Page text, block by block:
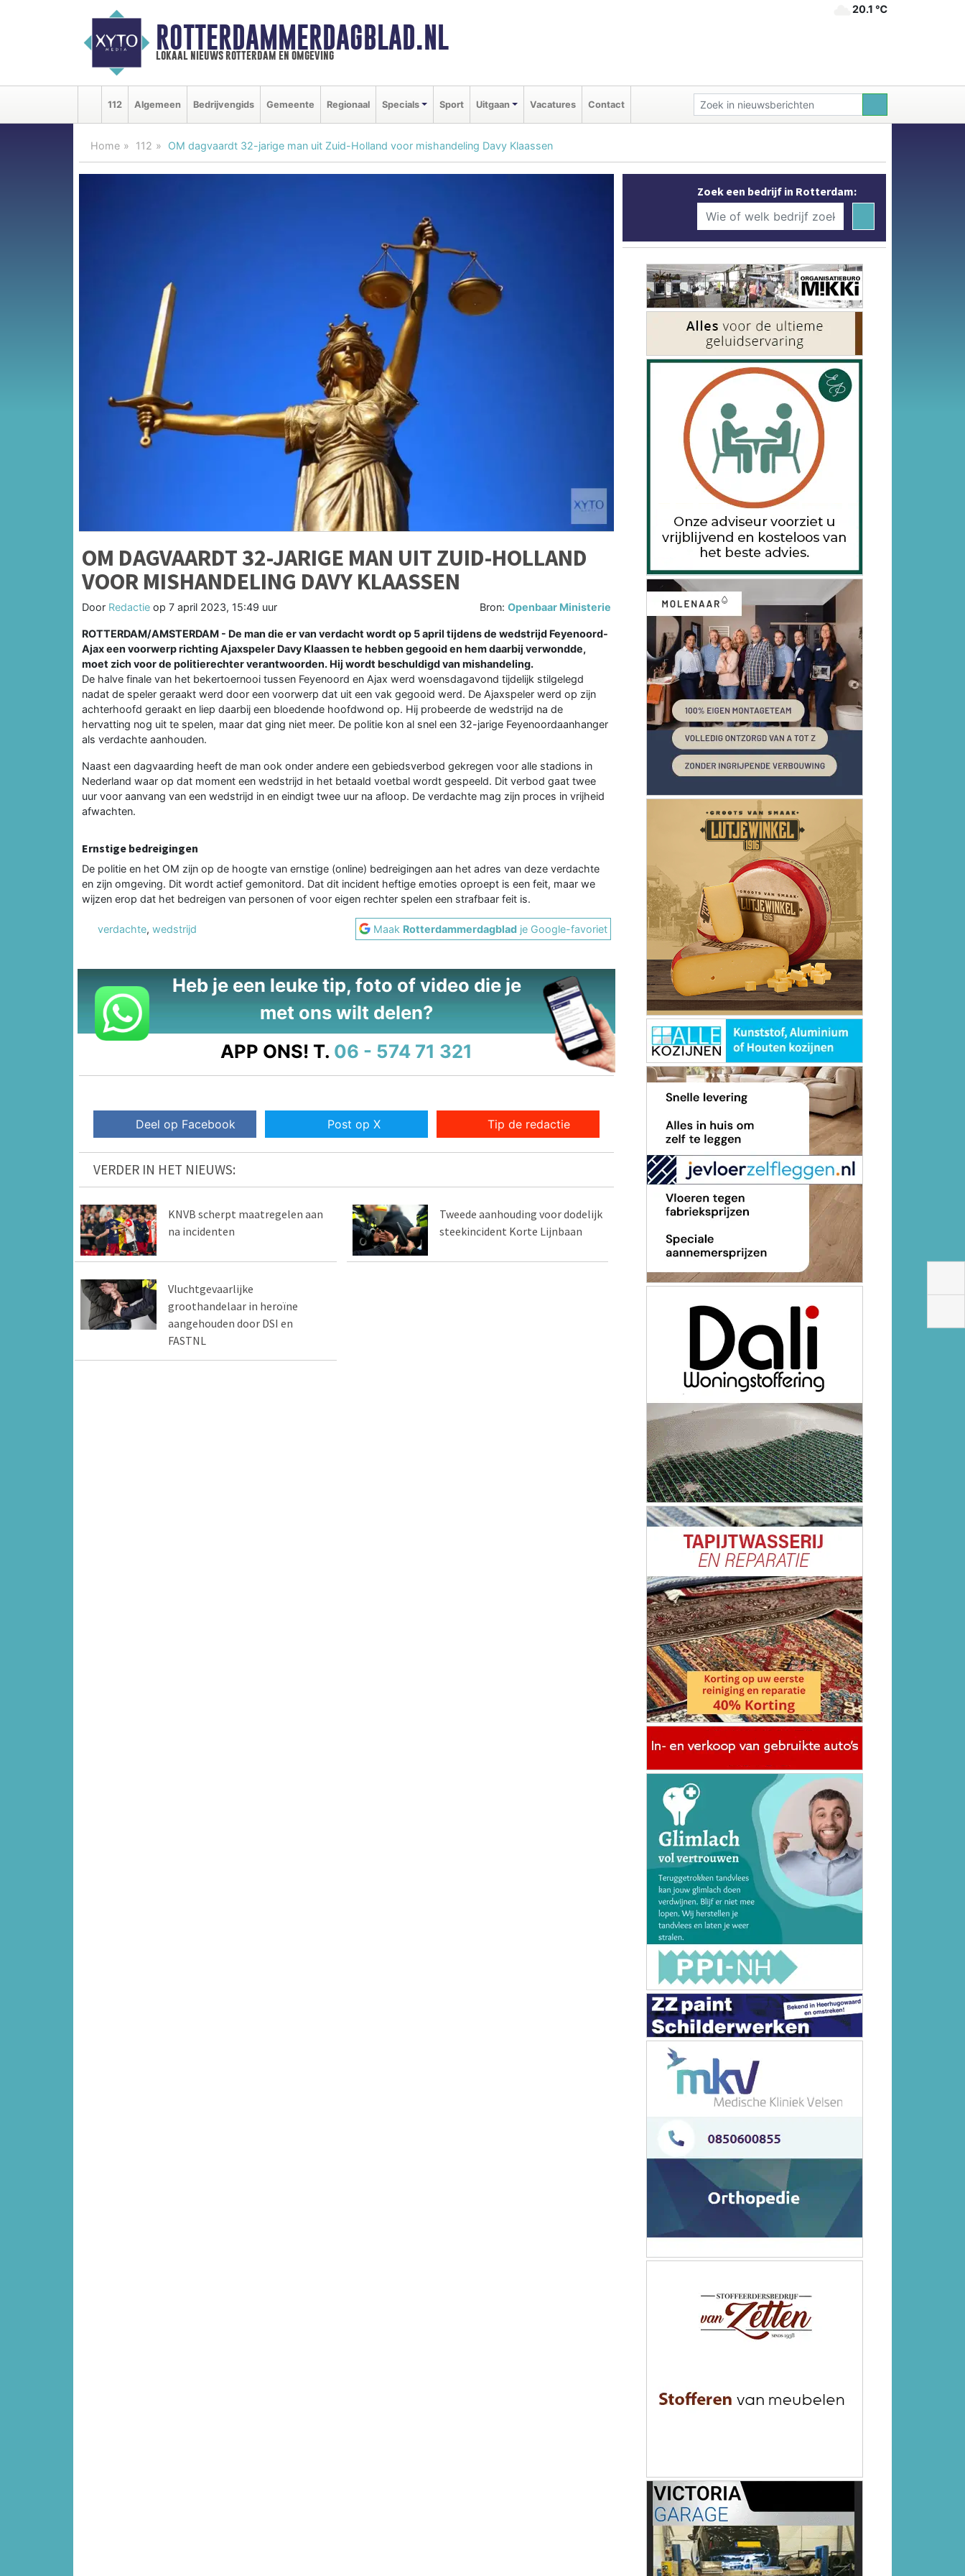
ROTTERDAMMERDAGBLAD.NL
lokaal nieuws rotterdam en omgeving
20.1 ℃
112 Algemeen Bedrijvengids Gemeente Regionaal Specials Sport Uitgaan Vacatures Contact
Home 112 OM dagvaardt 32-jarige man uit Zuid-Holland voor mishandeling Davy Klaassen
OM DAGVAARDT 32-JARIGE MAN UIT ZUID-HOLLAND
VOOR MISHANDELING DAVY KLAASSEN
Door Redactie op 7 april 2023, 15:49 uur Bron:Openbaar Ministerie
ROTTERDAM/AMSTERDAM - De man die er van verdacht wordt op 5 april tijdens de wedstrijd Feyenoord-
Ajax een voorwerp richting Ajaxspeler Davy Klaassen te hebben gegooid en hem daarbij verwondde,
moet zich voor de politierechter verantwoorden. Hij wordt beschuldigd van mishandeling.
De halve finale van het bekertoernooi tussen Feyenoord en Ajax werd woensdagavond tijdelijk stilgelegd
nadat de speler geraakt werd door een voorwerp dat uit een vak gegooid werd. De Ajaxspeler werd op zijn
achterhoofd geraakt en liep daarbij een bloedende hoofdwond op. Hij probeerde de wedstrijd na de
hervatting nog uit te spelen, maar dat ging niet meer. De politie kon al snel een 32-jarige Feyenoordaanhanger
als verdachte aanhouden.
Naast een dagvaarding heeft de man ook onder andere een gebiedsverbod gekregen voor alle stadions in
Nederland waar op dat moment een wedstrijd in het betaald voetbal wordt gespeeld. Dit verbod gaat twee
uur voor aanvang van een wedstrijd in en eindigt twee uur na afloop. De verdachte mag zijn proces in vrijheid
afwachten.
Ernstige bedreigingen
De politie en het OM zijn op de hoogte van ernstige (online) bedreigingen aan het adres van deze verdachte
en zijn omgeving. Dit wordt actief gemonitord. Dat dit incident heftige emoties oproept is een feit, maar we
wijzen erop dat het bedreigen van personen of voor eigen rechter spelen een strafbaar feit is.
verdachte, wedstrijd Maak Rotterdammerdagblad je Google-favoriet
Heb je een leuke tip, foto of video die je
met ons wilt delen?
APP ONS! T. 06 - 574 71 321
Deel op Facebook Post op X Tip de redactie
VERDER IN HET NIEUWS:
KNVB scherpt maatregelen aan
na incidenten
Tweede aanhouding voor dodelijk
steekincident Korte Lijnbaan
Vluchtgevaarlijke
groothandelaar in heroïne
aangehouden door DSI en
FASTNL
Zoek een bedrijf in Rotterdam: